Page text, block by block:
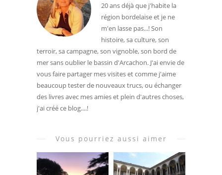
20 ans déjà que j'habite la
région bordelaise et je ne
m'en lasse pas...! Son
histoire, sa culture, son
terroir, sa campagne, son vignoble, son bord de
mer sans oublier le bassin d'Arcachon. J'ai envie de
vous faire partager mes visites et comme j'aime
beaucoup tester de nouveaux trucs, ou échanger
des livres avec mes amies et plein d'autres choses,
j'ai créé ce blog....!
Vous pourriez aussi aimer